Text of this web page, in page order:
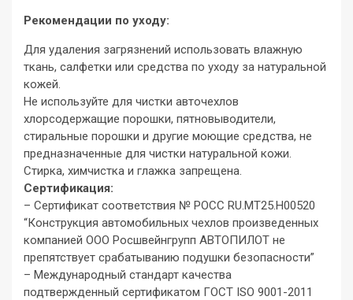
Рекомендации по уходу:
Для удаления загрязнений использовать влажную
ткань, салфетки или средства по уходу за натуральной
кожей.
Не используйте для чистки авточехлов
хлорсодержащие порошки, пятновыводители,
стиральные порошки и другие моющие средства, не
предназначенные для чистки натуральной кожи.
Стирка, химчистка и глажка запрещена.
Сертификация:
– Сертификат соответствия № РОСС RU.МТ25.Н00520
“Конструкция автомобильных чехлов произведенных
компанией ООО Росшвейнгрупп АВТОПИЛОТ не
препятствует срабатыванию подушки безопасности”
– Международный стандарт качества
подтвержденный сертификатом ГОСТ ISO 9001-2011